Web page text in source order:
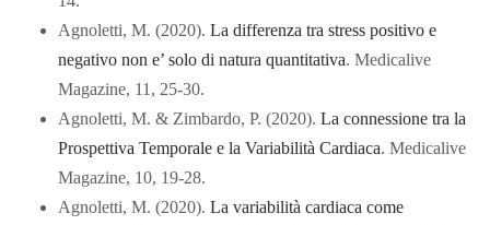
Agnoletti, M. (2020).La differenza tra stress positivo e
negativo non e’ solo di natura quantitativa. Medicalive
Magazine, 11, 25-30.
Agnoletti, M. & Zimbardo, P. (2020).La connessione tra la
Prospettiva Temporale e la Variabilità Cardiaca. Medicalive
Magazine, 10, 19-28.
Agnoletti, M. (2020).La variabilità cardiaca come